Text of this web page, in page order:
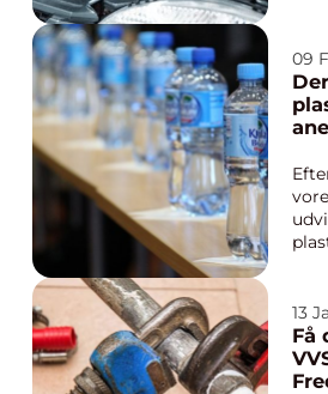
09
til
13
Få